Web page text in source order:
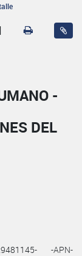
|
-
DEL
-APN-